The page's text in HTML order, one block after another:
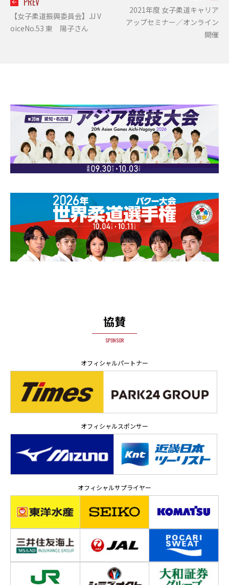
【女子柔道振興委員会】JJ V
oiceNo.53 東 陽子さん
2021年度 女子柔道キャリア
アップセミナー／オンライン
開催
協賛
SPONSOR
オフィシャルパートナー
オフィシャルスポンサー
オフィシャルサプライヤー